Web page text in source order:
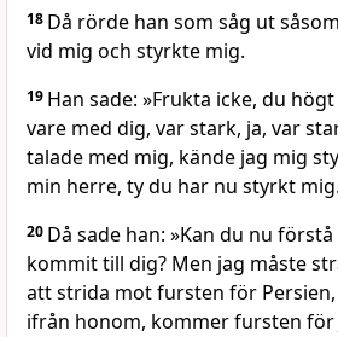
18 Då rörde han som såg ut
vid mig och styrkte mig.
19 Han sade: »Frukta icke, du
vare med dig, var stark, ja, var
talade med mig, kände jag mig
min herre, ty du har nu styrkt
20 Då sade han: »Kan du nu
kommit till dig? Men jag måste
att strida mot fursten för
ifrån honom, kommer fursten för